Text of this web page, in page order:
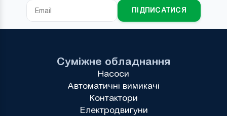
ПІДПИСАТИСЯ
Суміжне обладнання
Насоси
Автоматичні вимикачі
Контактори
Електродвигуни